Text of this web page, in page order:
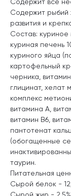
Содержит рыбий
развития и
Состав: куриное
куриная печень
куриного яйца
картофельный
черника,
глицинат, хелат
комплекс
витамина А,
витамин В6,
пантотенат
(обогащенные
таурин.
Питательная
Сырой белок -
Сырой жир - 2,5%